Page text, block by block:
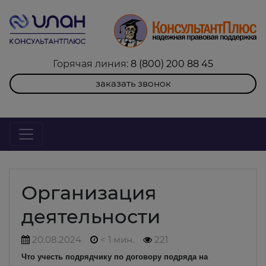
Горячая линия: 8 (800) 200 88 45
заказать звонок
Организация
деятельности
20.08.2024 < 1 мин. 221
Что учесть подрядчику по договору подряда на